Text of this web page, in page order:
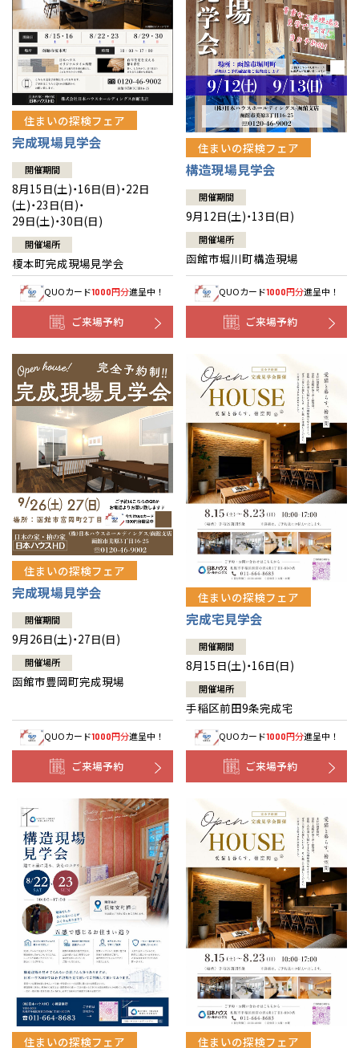
CMギャラリー
採用情報
住まいの探検フェア
完成現場見学会
開催期間
8月15日(土)・16日(日)・22日
(土)・23日(日)・
29日(土)・30日(日)
開催場所
榎本町完成現場見学会
QUOカード1000円分進呈中！
ご来場予約
住まいの探検フェア
構造現場見学会
開催期間
9月12日(土)・13日(日)
開催場所
函館市堀川町構造現場
QUOカード1000円分進呈中！
ご来場予約
住まいの探検フェア
完成現場見学会
開催期間
9月26日(土)・27日(日)
開催場所
函館市豊岡町完成現場
QUOカード1000円分進呈中！
ご来場予約
住まいの探検フェア
完成宅見学会
開催期間
8月15日(土)・16日(日)
開催場所
手稲区前田9条完成宅
QUOカード1000円分進呈中！
ご来場予約
住まいの探検フェア 住まいの探検フェア
全国の展示場
北海道
札幌
道央
道北
東北
青森
秋田
甲信越・北陸
新潟
関東
お近くのイベント
北海道
札幌
札幌
小樽
道央
苫小牧千歳
小樽
東北
青森県
八戸
青森
甲信越・北陸
新潟県
関東